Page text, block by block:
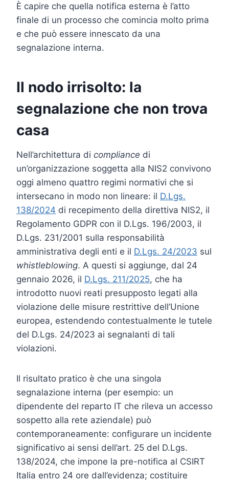
È capire che quella notifica esterna è l’atto
finale di un processo che comincia molto prima
e che può essere innescato da una
segnalazione interna.
Il nodo irrisolto: la
segnalazione che non trova
casa
Nell’architettura di compliance di
un’organizzazione soggetta alla NIS2 convivono
oggi almeno quattro regimi normativi che si
intersecano in modo non lineare: il D.Lgs.
138/2024 di recepimento della direttiva NIS2, il
Regolamento GDPR con il D.Lgs. 196/2003, il
D.Lgs. 231/2001 sulla responsabilità
amministrativa degli enti e il D.Lgs. 24/2023 sul
whistleblowing. A questi si aggiunge, dal 24
gennaio 2026, il D.Lgs. 211/2025, che ha
introdotto nuovi reati presupposto legati alla
violazione delle misure restrittive dell’Unione
europea, estendendo contestualmente le tutele
del D.Lgs. 24/2023 ai segnalanti di tali
violazioni.
Il risultato pratico è che una singola
segnalazione interna (per esempio: un
dipendente del reparto IT che rileva un accesso
sospetto alla rete aziendale) può
contemporaneamente: configurare un incidente
significativo ai sensi dell’art. 25 del D.Lgs.
138/2024, che impone la pre-notifica al CSIRT
Italia entro 24 ore dall’evidenza; costituire